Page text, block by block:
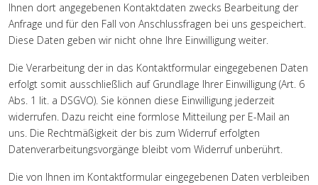
Ihnen dort angegebenen Kontaktdaten zwecks Bearbeitung der
Anfrage und für den Fall von Anschlussfragen bei uns gespeichert.
Diese Daten geben wir nicht ohne Ihre Einwilligung weiter.
Die Verarbeitung der in das Kontaktformular eingegebenen Daten
erfolgt somit ausschließlich auf Grundlage Ihrer Einwilligung (Art. 6
Abs. 1 lit. a DSGVO). Sie können diese Einwilligung jederzeit
widerrufen. Dazu reicht eine formlose Mitteilung per E-Mail an
uns. Die Rechtmäßigkeit der bis zum Widerruf erfolgten
Datenverarbeitungsvorgänge bleibt vom Widerruf unberührt.
Die von Ihnen im Kontaktformular eingegebenen Daten verbleiben